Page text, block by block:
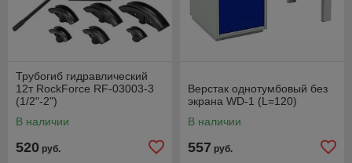
Трубогиб гидравлический
12т RockForce RF-03003-3
(1/2"-2")
В наличии
520 руб.
Верстак однотумбовый без
экрана WD-1 (L=120)
В наличии
557 руб.